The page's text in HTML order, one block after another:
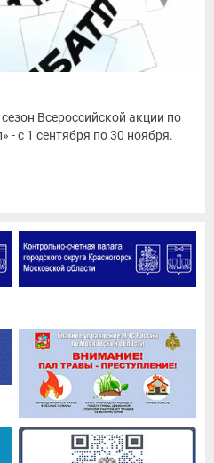
Всероссийской акции по
- с 1 сентября по 30 ноября.